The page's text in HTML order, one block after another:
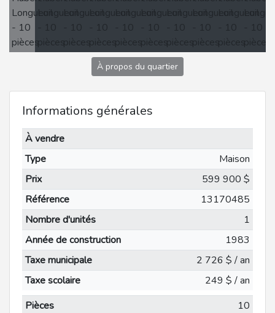
À propos du quartier
Informations générales
À vendre
Type
Maison
Prix
599 900 $
Référence
13170485
Nombre d'unités
1
Année de construction
1983
Taxe municipale
2 726 $ / an
Taxe scolaire
249 $ / an
Pièces
10